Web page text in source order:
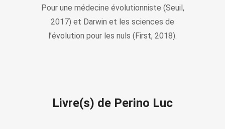
Pour une médecine évolutionniste (Seuil,
2017) et Darwin et les sciences de
l’évolution pour les nuls (First, 2018).
Livre(s) de Perino Luc